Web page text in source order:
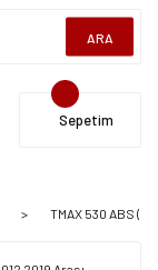
ARA
Sepetim
TMAX 530 ABS